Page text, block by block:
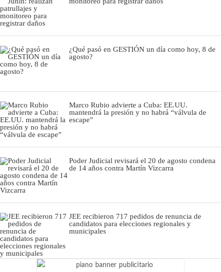
¿Qué pasó en GESTIÓN un día como hoy, 8 de
agosto?
Marco Rubio advierte a Cuba: EE.UU.
mantendrá la presión y no habrá “válvula de
escape”
Poder Judicial revisará el 20 de agosto condena
de 14 años contra Martín Vizcarra
JEE recibieron 717 pedidos de renuncia de
candidatos para elecciones regionales y
municipales